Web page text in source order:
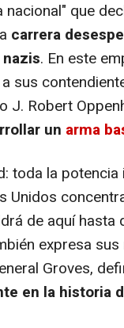
que
carrera
. En este
sus
J. Robert
un arma
toda la
Unidos
de aquí hasta
expresa
Groves,
en la historia